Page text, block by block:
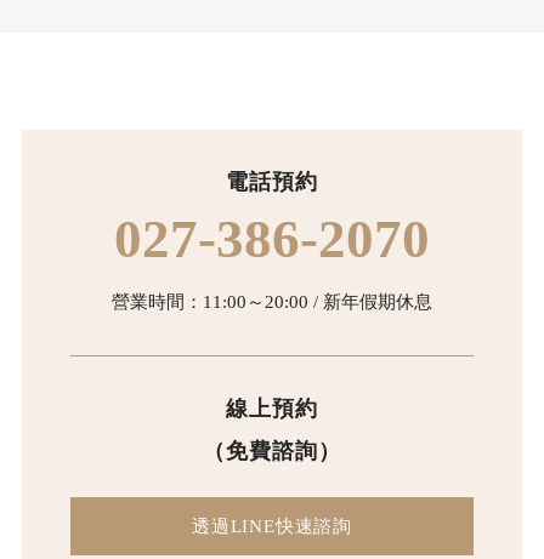
電話預約
027-386-2070
營業時間：11:00～20:00 / 新年假期休息
線上預約
（免費諮詢）
透過LINE快速諮詢